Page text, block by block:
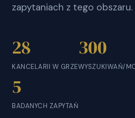
zapytaniach z tego obszaru.
28
KANCELARII W GRZE
300
WYSZUKIWAŃ/
5
BADANYCH ZAPYTAŃ